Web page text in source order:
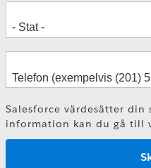
Salesforce värdesätter din
information kan du gå till